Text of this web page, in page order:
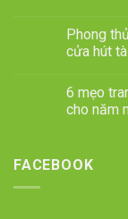
Phong
cửa hút
6 mẹo
cho năm
FACEBOOK